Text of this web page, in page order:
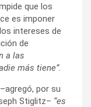
que los
es imponer
intereses de
de
a las
más tiene”.
por su
Stiglitz– “es